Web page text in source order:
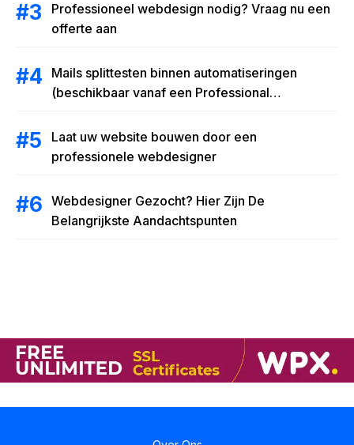
Professioneel webdesign nodig? Vraag nu een
offerte aan
Mails splittesten binnen automatiseringen
(beschikbaar vanaf een Professional
Laat uw website bouwen door een
professionele webdesigner
Webdesigner Gezocht? Hier Zijn De
Belangrijkste Aandachtspunten